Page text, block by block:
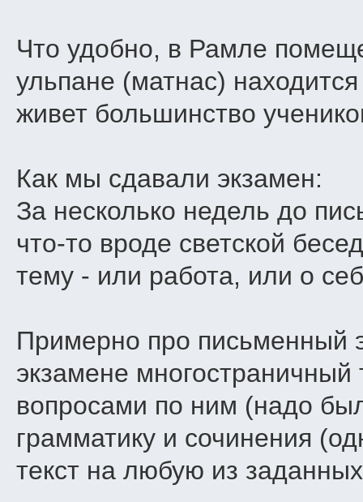
Что удобно, в Рамле
ульпане (матнас)
живет большинство
Как мы сдавали экзамен:
За несколько недель до
что-то вроде светской
тему - или работа, или о
Примерно про письменный
экзамене многостраничный
вопросами по ним (надо
грамматику и сочинения
текст на любую из